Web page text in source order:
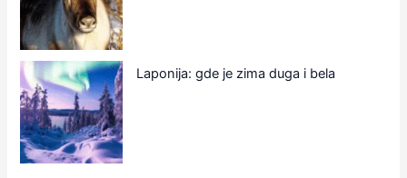
Laponija: gde je zima duga i bela